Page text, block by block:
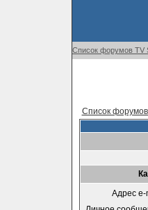
Список форумов TV
Список
Адрес e-